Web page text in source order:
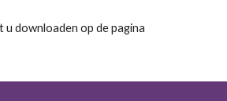
u downloaden op de pagina